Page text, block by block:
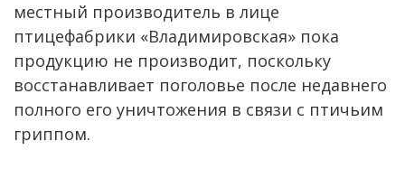
местный производитель в лице
птицефабрики «Владимировская» пока
продукцию не производит, поскольку
восстанавливает поголовье после недавнего
полного его уничтожения в связи с птичьим
гриппом.